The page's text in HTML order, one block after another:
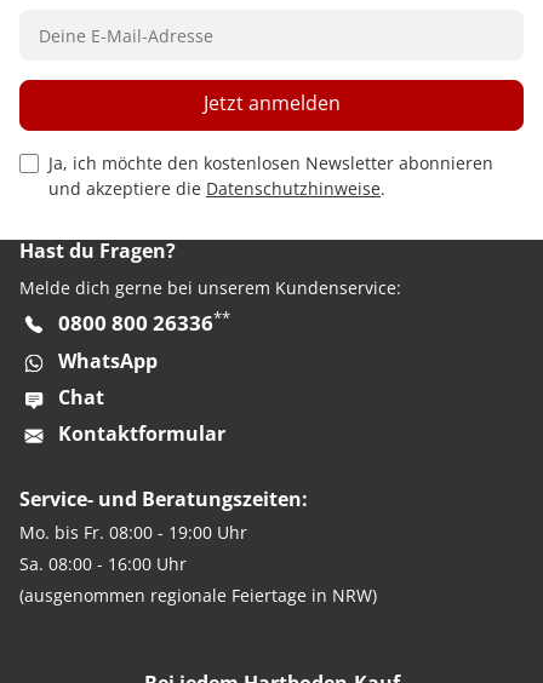
Privacy Policy Checkbox
Ja, ich möchte den kostenlosen Newsletter abonnieren
und akzeptiere die Datenschutzhinweise.
Jetzt anmelden
Hast du Fragen?
Melde dich gerne bei unserem Kundenservice:
0800 800 26336**
WhatsApp
Chat
Kontaktformular
Service- und Beratungszeiten:
Mo. bis Fr. 08:00 - 19:00 Uhr
Sa. 08:00 - 16:00 Uhr
(ausgenommen regionale Feiertage in NRW)